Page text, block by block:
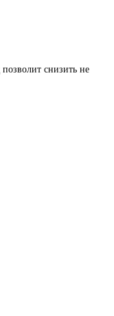
снизить не